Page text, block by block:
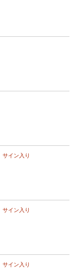
サイン入り
サイン入り
サイン入り